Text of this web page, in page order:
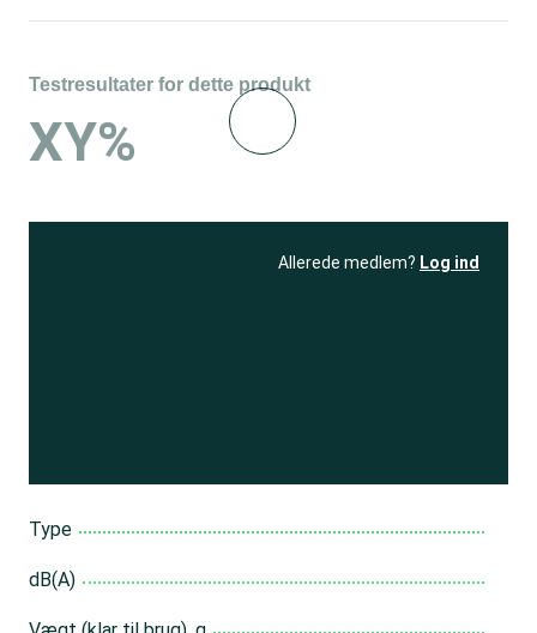
Testresultater for dette produkt
XY%
Allerede medlem? Log ind
Type
dB(A)